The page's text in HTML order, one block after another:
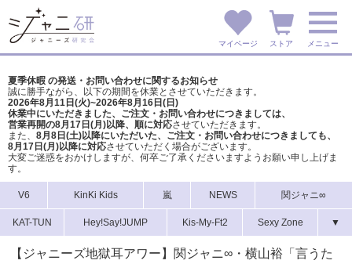
マイページ ストア メニュー
夏季休暇 の発送・お問い合わせに関するお知らせ
誠に勝手ながら、以下の期間を休業とさせていただきます。
2026年8月11日(火)~2026年8月16日(日)
休業中にいただきました、ご注文・お問い合わせにつきましては、
営業再開の8月17日(月)以降、順に対応させていただきます。
また、 8月8日(土)以降にいただいた、ご注文・ お問い合わせにつきましても、
8月17日(月)以降に対応させていただく場合がございます。
大変ご迷惑をおかけしますが、 何卒ご了承くださいますようお願い申し上げま
す。
V6 KinKi Kids 嵐 NEWS 関ジャニ∞
KAT-TUN Hey!Say!JUMP Kis-My-Ft2 Sexy Zone ▼
【ジャニーズ地獄耳アワー】関ジャニ∞・横山裕「言うた